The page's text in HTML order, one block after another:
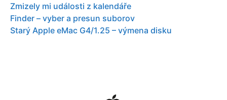
Zmizely mi události z kalendáře
Finder – vyber a presun suborov
Starý Apple eMac G4/1.25 – výmena disku